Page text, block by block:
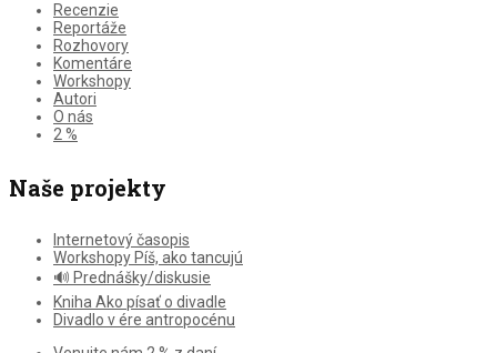
Recenzie
Reportáže
Rozhovory
Komentáre
Workshopy
Autori
O nás
2 %
Naše projekty
Internetový časopis
Workshopy Píš, ako tancujú
🔊 Prednášky/diskusie
Kniha Ako písať o divadle
Divadlo v ére antropocénu